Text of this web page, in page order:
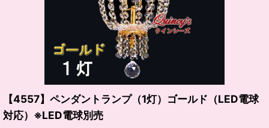
【4557】ペンダントランプ（1灯）ゴールド（LED電球
対応）※LED電球別売